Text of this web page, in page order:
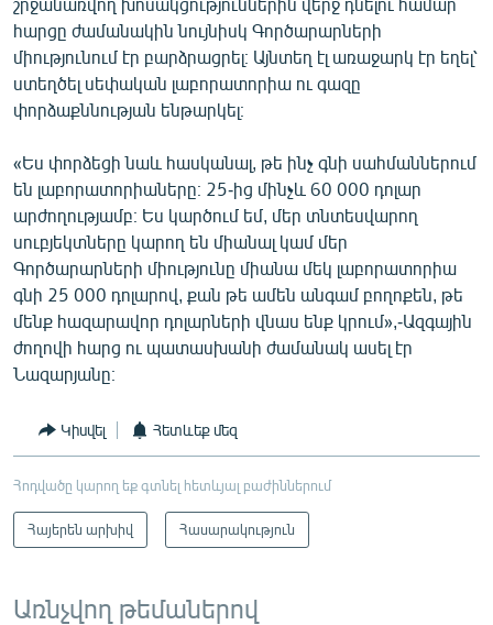
հարցը ժամանակին նույնիսկ Գործարարների
միությունում էր բարձրացրել։ Այնտեղ էլ առաջարկ էր եղել՝
ստեղծել սեփական լաբորատորիա ու գազը
փորձաքննության ենթարկել։
«Ես փորձեցի նաև հասկանալ, թե ինչ գնի սահմաններում
են լաբորատորիաները։ 25-ից մինչև 60 000 դոլար
արժողությամբ։ Ես կարծում եմ, մեր տնտեսվարող
սուբյեկտները կարող են միանալ կամ մեր
Գործարարների միությունը միանա մեկ լաբորատորիա
գնի 25 000 դոլարով, քան թե ամեն անգամ բողոքեն, թե
մենք հազարավոր դոլարների վնաս ենք կրում»,-Ազգային
ժողովի հարց ու պատասխանի ժամանակ ասել էր
Նազարյանը։
Կիսվել Հետևեք մեզ
Հոդվածը կարող եք գտնել հետևյալ բաժիններում
Հայերեն արխիվ Հասարակություն
Առնչվող թեմաներով